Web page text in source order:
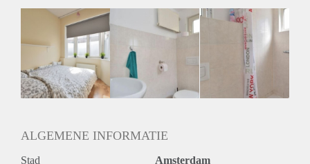
Huurtoeslag
Niet mogelijk
Inkomen eis
N.V.T.
Huurtermijn
Onbepaalde termijn
ALGEMENE INFORMATIE
Stad Amsterdam